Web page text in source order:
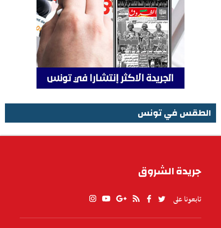
الطقس في تونس
جريدة الشروق
تابعونا على